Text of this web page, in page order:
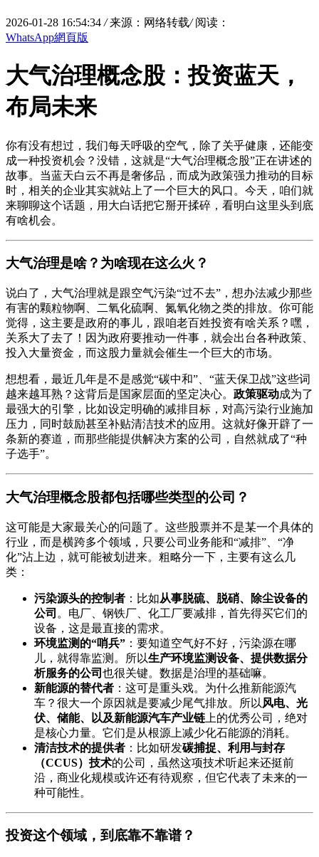
2026-01-28 16:54:34 / 来源：网络转载/ 阅读：
WhatsApp網頁版
大气治理概念股：投资蓝天，
布局未来
你有没有想过，我们每天呼吸的空气，除了关乎健康，还能变
成一种投资机会？没错，这就是“大气治理概念股”正在讲述的
故事。当蓝天白云不再是奢侈品，而成为政策强力推动的目标
时，相关的企业其实就站上了一个巨大的风口。今天，咱们就
来聊聊这个话题，用大白话把它掰开揉碎，看明白这里头到底
有啥机会。
大气治理是啥？为啥现在这么火？
说白了，大气治理就是跟空气污染“过不去”，想办法减少那些
有害的颗粒物啊、二氧化硫啊、氮氧化物之类的排放。你可能
觉得，这主要是政府的事儿，跟咱老百姓投资有啥关系？嘿，
关系大了去了！因为政府要推动一件事，就会出台各种政策、
投入大量资金，而这股力量就会催生一个巨大的市场。
想想看，最近几年是不是感觉“碳中和”、“蓝天保卫战”这些词
越来越耳熟？这背后是国家层面的坚定决心。 政策驱动成为了
最强大的引擎，比如设定明确的减排目标，对高污染行业施加
压力，同时鼓励甚至补贴清洁技术的应用。这就好像开辟了一
条新的赛道，而那些能提供解决方案的公司，自然就成了“种
子选手”。
大气治理概念股都包括哪些类型的公司？
这可能是大家最关心的问题了。这些股票并不是某一个具体的
行业，而是横跨多个领域，只要公司业务能和“减排”、“净
化”沾上边，就可能被划进来。粗略分一下，主要有这么几
类：
污染源头的控制者 ：比如从事脱硫、脱硝、除尘设备的
公司 。电厂、钢铁厂、化工厂要减排，首先得买它们的
设备，这是最直接的需求。
环境监测的“哨兵” ：要知道空气好不好，污染源在哪
儿，就得靠监测。所以生产环境监测设备、提供数据分
析服务的公司 也很关键。数据是治理的基础嘛。
新能源的替代者 ：这可是重头戏。为什么推新能源汽
车？很大一个原因就是要减少尾气排放。所以 风电、光
伏、储能、以及新能源汽车产业链 上的优秀公司，绝对
是核心力量。它们是从根源上减少化石能源的消耗。
清洁技术的提供者 ：比如研发碳捕捉、利用与封存
（CCUS）技术的公司，虽然这项技术听起来还挺前
沿，商业化规模或许还有待观察，但它代表了未来的一
种可能性。
投资这个领域，到底靠不靠谱？